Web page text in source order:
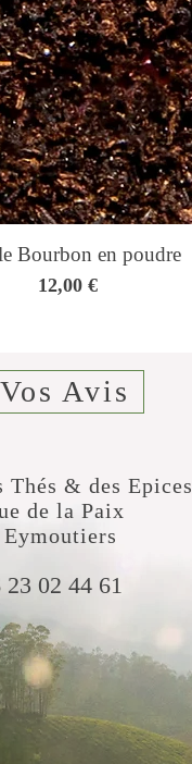
Bourbon en poudre
Prix
12,00 €
23 02 44 61
Thés & des Epices
de la Paix
Vos Avis